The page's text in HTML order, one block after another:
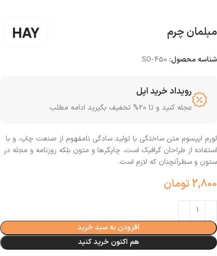
مبلمان چرم
شناسه محصول: SO-450
رویداد خرید اپل
عجله کنید و تا 20% تخفیف بگیرید ادامه مطلب
لورم ایپسوم متن ساختگی با تولید سادگی نامفهوم از صنعت چاپ، و با
استفاده از طراحان گرافیک است، چاپگرها و متون بلکه روزنامه و مجله در
ستون و سطرآنچنان که لازم است.
2,800تومان
افزودن به سبد خرید
هم اکنون خرید کنید